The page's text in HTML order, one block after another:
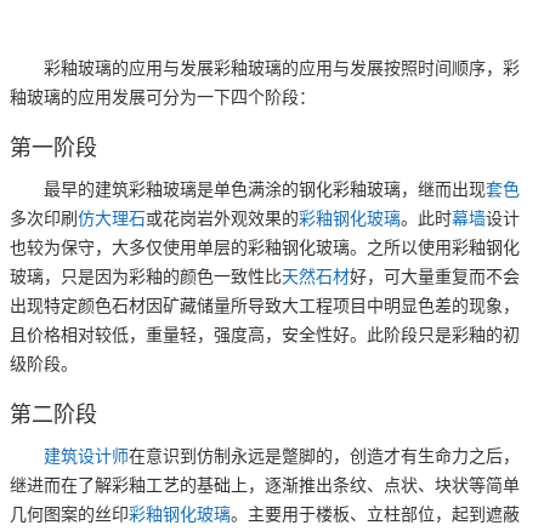
彩釉玻璃的应用与发展彩釉玻璃的应用与发展按照时间顺序，彩
釉玻璃的应用发展可分为一下四个阶段：
第一阶段
最早的建筑彩釉玻璃是单色满涂的钢化彩釉玻璃，继而出现套色
多次印刷 仿大理石或花岗岩外观效果的彩釉钢化玻璃。此时幕墙设计
也较为保守，大多仅使用单层的彩釉钢化玻璃。之所以使用彩釉钢化
玻璃，只是因为彩釉的颜色一致性比天然石材好，可大量重复而不会
出现特定颜色石材因矿藏储量所导致大工程项目中明显色差的现象，
且价格相对较低，重量轻，强度高，安全性好。此阶段只是彩釉的初
级阶段。
第二阶段
建筑设计师在意识到仿制永远是蹩脚的，创造才有生命力之后，
继进而在了解彩釉工艺的基础上，逐渐推出条纹、点状、块状等简单
几何图案的丝印彩釉钢化玻璃。主要用于楼板、立柱部位，起到遮蔽